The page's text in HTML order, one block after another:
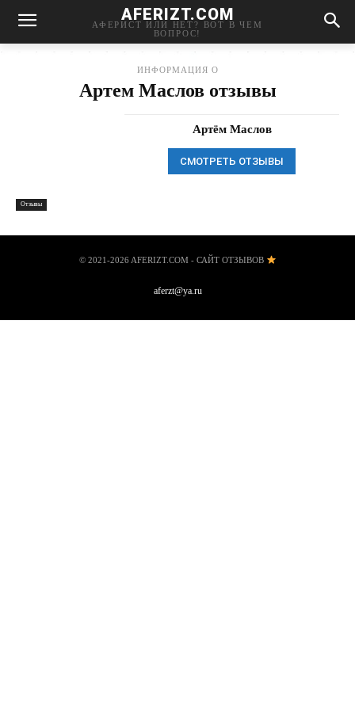
AFERIZT.COM
АФЕРИСТ ИЛИ НЕТ? ВОТ В ЧЕМ
ВОПРОС!
ИНФОРМАЦИЯ О
Артем Маслов отзывы
Отзывы
Артём Маслов
СМОТРЕТЬ ОТЗЫВЫ
© 2021-2026 AFERIZT.COM - САЙТ ОТЗЫВОВ
aferzt@ya.ru